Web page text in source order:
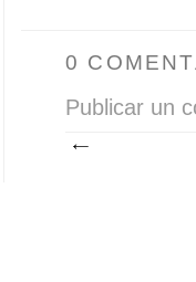
0
Publicar un